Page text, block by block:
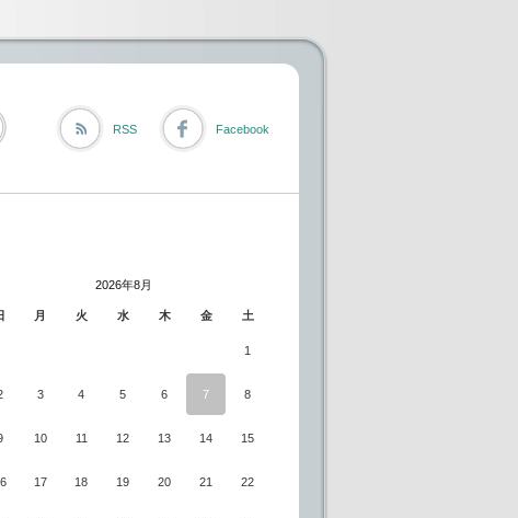
RSS Facebook
2026年8月
月 火 水 木 金 土
1
3 4 5 6 7 8
10 11 12 13 14 15
17 18 19 20 21 22